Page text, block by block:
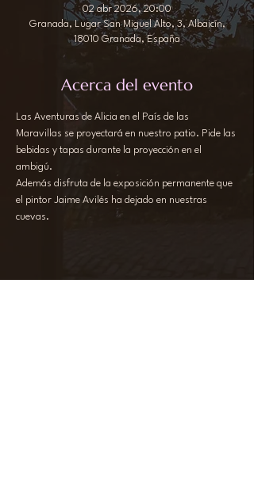
02 abr 2026, 20:00
Granada, Lugar San Miguel Alto, 3, Albaicín,
18010 Granada, España
Acerca del evento
Las Aventuras de Alicia en el País de las
Maravillas se proyectará en nuestro patio. Pide las
bebidas y tapas durante la proyección en el
ambigú.
Además disfruta de la exposición permanente que
el pintor Jaime Avilés ha dejado en nuestras
cuevas.